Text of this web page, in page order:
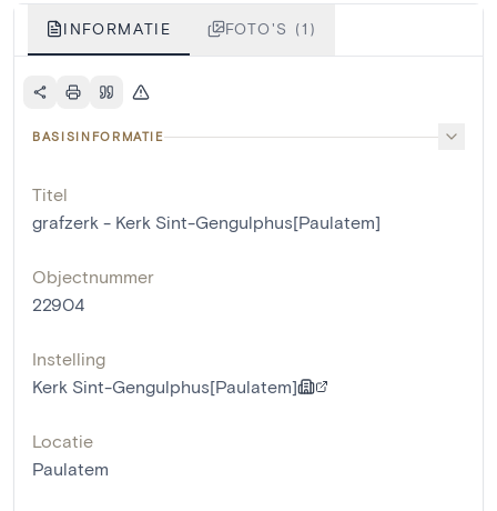
INFORMATIE FOTO'S (1)
BASISINFORMATIE
Titel
grafzerk - Kerk Sint-Gengulphus[Paulatem]
Objectnummer
22904
Instelling
Kerk Sint-Gengulphus[Paulatem]
Locatie
Paulatem